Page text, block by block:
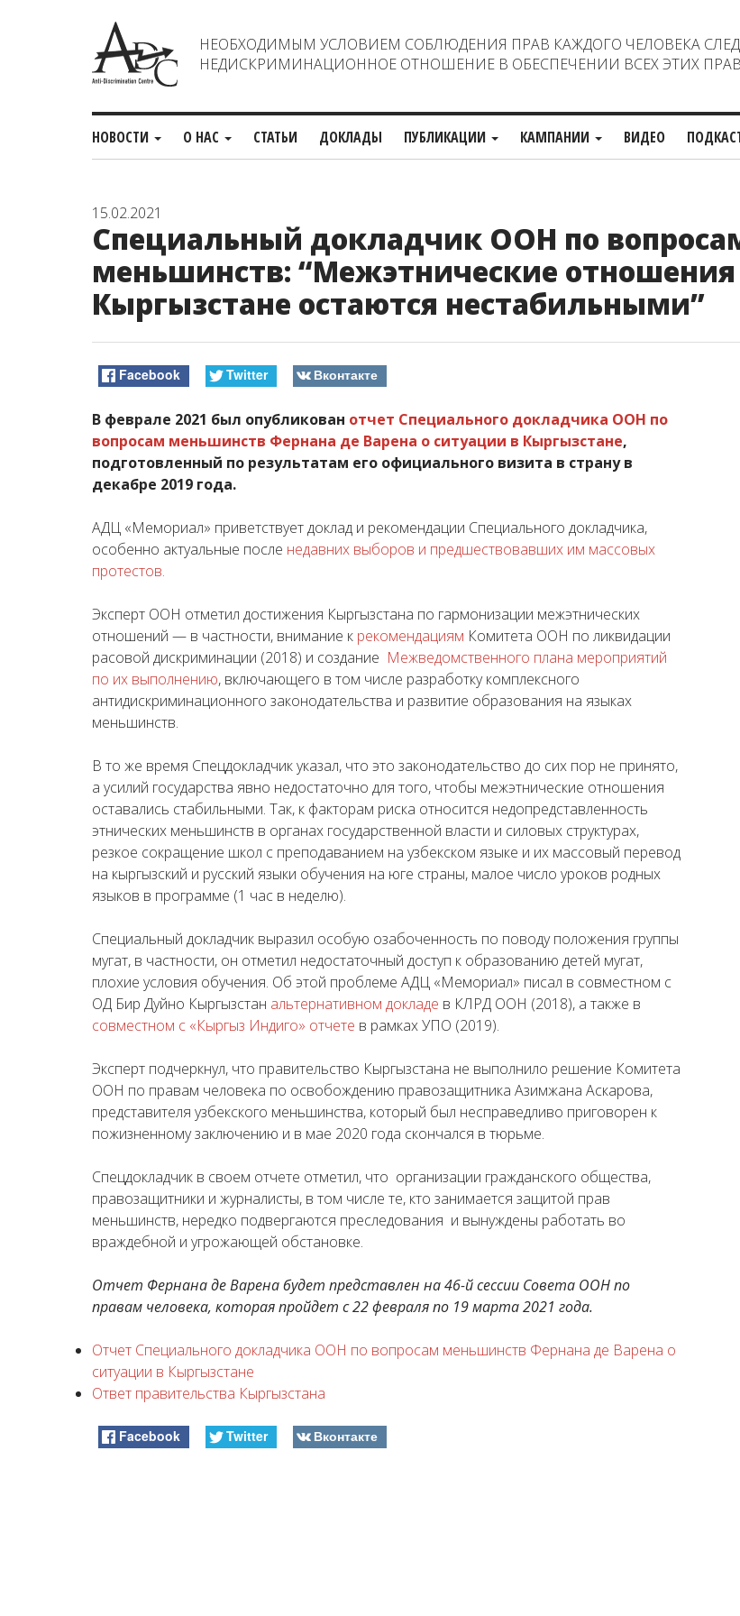
НЕОБХОДИМЫМ УСЛОВИЕМ СОБЛЮДЕНИЯ ПРАВ КАЖДОГО ЧЕЛОВЕКА
НЕДИСКРИМИНАЦИОННОЕ ОТНОШЕНИЕ В ОБЕСПЕЧЕНИИ ВСЕХ ЭТИХ ПРАВ
НОВОСТИ О НАС СТАТЬИ ДОКЛАДЫ ПУБЛИКАЦИИ КАМПАНИИ ВИДЕО
15.02.2021
Специальный докладчик ООН по
меньшинств: “Межэтнические отношения
Кыргызстане остаются нестабильными”
Facebook Twitter Вконтакте
В феврале 2021 был опубликован отчет Специального докладчика ООН по
вопросам меньшинств Фернана де Варена о ситуации в Кыргызстане,
подготовленный по результатам его официального визита в страну в
декабре 2019 года.
АДЦ «Мемориал» приветствует доклад и рекомендации Специального докладчика,
особенно актуальные после недавних выборов и предшествовавших им массовых
протестов.
Эксперт ООН отметил достижения Кыргызстана по гармонизации межэтнических
отношений — в частности, внимание к рекомендациям Комитета ООН по ликвидации
расовой дискриминации (2018) и создание Межведомственного плана мероприятий
по их выполнению, включающего в том числе разработку комплексного
антидискриминационного законодательства и развитие образования на языках
меньшинств.
В то же время Спецдокладчик указал, что это законодательство до сих пор не принято,
а усилий государства явно недостаточно для того, чтобы межэтнические отношения
оставались стабильными. Так, к факторам риска относится недопредставленность
этнических меньшинств в органах государственной власти и силовых структурах,
резкое сокращение школ с преподаванием на узбекском языке и их массовый перевод
на кыргызский и русский языки обучения на юге страны, малое число уроков родных
языков в программе (1 час в неделю).
Специальный докладчик выразил особую озабоченность по поводу положения группы
мугат, в частности, он отметил недостаточный доступ к образованию детей мугат,
плохие условия обучения. Об этой проблеме АДЦ «Мемориал» писал в совместном с
ОД Бир Дуйно Кыргызстан альтернативном докладе в КЛРД ООН (2018), а также в
совместном с «Кыргыз Индиго» отчете в рамках УПО (2019).
Эксперт подчеркнул, что правительство Кыргызстана не выполнило решение Комитета
ООН по правам человека по освобождению правозащитника Азимжана Аскарова,
представителя узбекского меньшинства, который был несправедливо приговорен к
пожизненному заключению и в мае 2020 года скончался в тюрьме.
Спецдокладчик в своем отчете отметил, что организации гражданского общества,
правозащитники и журналисты, в том числе те, кто занимается защитой прав
меньшинств, нередко подвергаются преследования и вынуждены работать во
враждебной и угрожающей обстановке.
Отчет Фернана де Варена будет представлен на 46-й сессии Совета ООН по
правам человека, которая пройдет с 22 февраля по 19 марта 2021 года.
Отчет Специального докладчика ООН по вопросам меньшинств Фернана де Варена о
ситуации в Кыргызстане
Ответ правительства Кыргызстана
Facebook Twitter Вконтакте